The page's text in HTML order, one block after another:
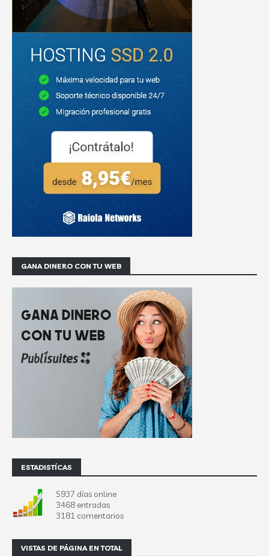
GANA DINERO CON TU WEB
ESTADISTÍCAS
5937 días online
3468 entradas
3181 comentarios
VISTAS DE PÁGINA EN TOTAL